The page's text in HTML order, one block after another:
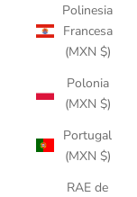
Polinesia
Francesa
(MXN $)
Polonia
(MXN $)
Portugal
(MXN $)
RAE de